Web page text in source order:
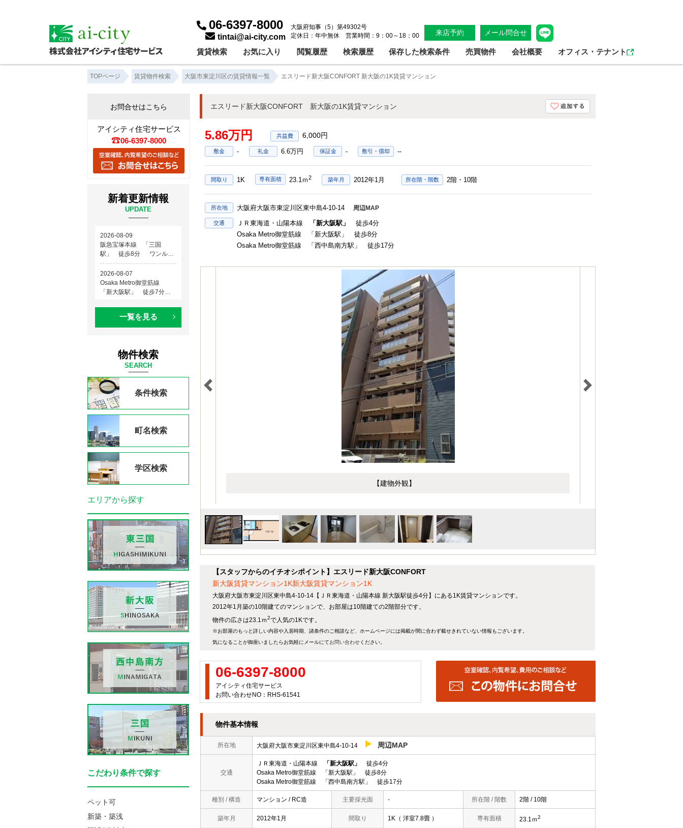
06-6397-8000
tintai@ai-city.com
大阪府知事（5）第49302号
定休日：年中無休 営業時間：9：00～18：00
来店予約 メール問合せ
賃貸検索 お気に入り 閲覧履歴 検索履歴 保存した検索条件 売買物件 会社概要 オフィス・テナント
TOPページ 賃貸物件検索 大阪市東淀川区の賃貸情報一覧 エスリード新大阪CONFORT 新大阪の1K賃貸マンション
エスリード新大阪CONFORT 新大阪の1K賃貸マンション
5.86万円 6,000円
敷金 - 礼金 6.6万円 保証金 - 敷引・償却 --
間取り 1K 専有面積 23.1ｍ2 築年月 2012年1月 所在階・階数 2階・10階
所在地 大阪府大阪市東淀川区東中島4-10-14 周辺MAP
交通 ＪＲ東海道・山陽本線 「新大阪駅」
徒歩4分
Osaka Metro御堂筋線 「新大阪駅」 徒歩8分
Osaka Metro御堂筋線 「西中島南方駅」 徒歩17分
【建物外観】
【スタッフからのイチオシポイント】エスリード新大阪CONFORT
新大阪賃貸マンション1K新大阪賃貸マンション1K
大阪府大阪市東淀川区東中島4-10-14【ＪＲ東海道・山陽本線 新大阪駅徒歩4分】にある1K賃貸マンションです。
2012年1月築の10階建てのマンションで、お部屋は10階建ての2階部分です。
物件の広さは23.1ｍ2で人気の1Kです。
※お部屋のもっと詳しい内容や入居時期、諸条件のご相談など、ホームページには掲載が間に合わず載せきれていない情報もございます。
気になることが御座いましたらお気軽にメールにてお問い合わせください。
06-6397-8000
アイシティ住宅サービス
お問い合わせNO：RHS-61541
物件基本情報
所在地 大阪府大阪市東淀川区東中島4-10-14 周辺MAP
交通
ＪＲ東海道・山陽本線 「新大阪駅」
徒歩4分
Osaka Metro御堂筋線 「新大阪駅」 徒歩8分
Osaka Metro御堂筋線 「西中島南方駅」 徒歩17分
種別 / 構造 マンション / RC造 主要採光面 - 所在階 / 階数 2階 / 10階
築年月 2012年1月 間取り 1K（ 洋室7.8畳 ） 専有面積 23.1ｍ2
お問合せはこちら
アイシティ住宅サービス
06-6397-8000
新着更新情報
UPDATE
一覧を見る
物件検索
SEARCH
条件検索
町名検索
学区検索
エリアから探す
こだわり条件で探す
ペット可
新築・築浅